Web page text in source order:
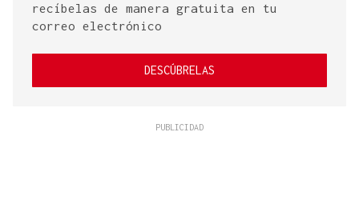
recíbelas de manera gratuita en tu
correo electrónico
DESCÚBRELAS